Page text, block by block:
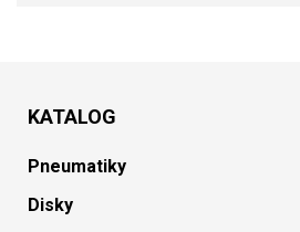
KATALOG
Pneumatiky
Disky